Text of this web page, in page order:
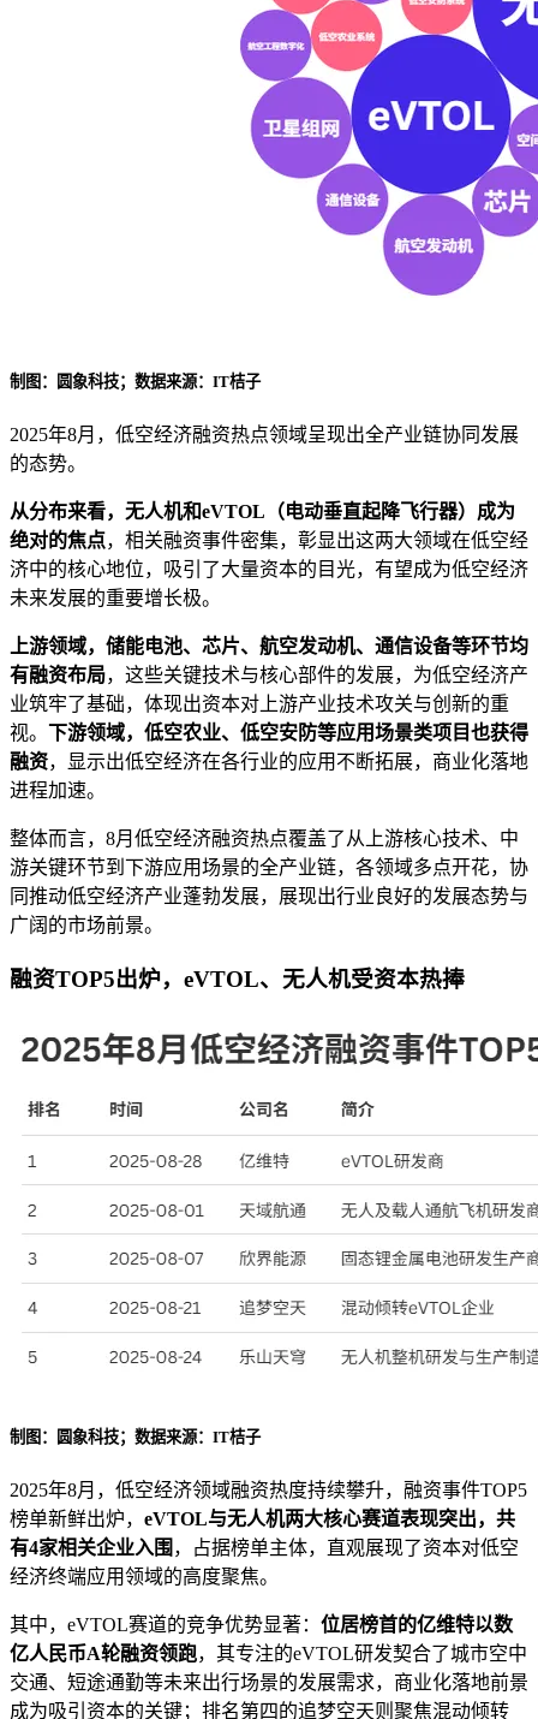
制图：圆象科技；数据来源：IT桔子
2025年8月，低空经济融资热点领域呈现出全产业链协同发展
的态势。
从分布来看，无人机和eVTOL（电动垂直起降飞行器）成为
绝对的焦点，相关融资事件密集，彰显出这两大领域在低空经
济中的核心地位，吸引了大量资本的目光，有望成为低空经济
未来发展的重要增长极。
上游领域，储能电池、芯片、航空发动机、通信设备等环节均
有融资布局，这些关键技术与核心部件的发展，为低空经济产
业筑牢了基础，体现出资本对上游产业技术攻关与创新的重
视。 下游领域，低空农业、低空安防等应用场景类项目也获得
融资，显示出低空经济在各行业的应用不断拓展，商业化落地
进程加速。
整体而言，8月低空经济融资热点覆盖了从上游核心技术、中
游关键环节到下游应用场景的全产业链，各领域多点开花，协
同推动低空经济产业蓬勃发展，展现出行业良好的发展态势与
广阔的市场前景。
融资TOP5出炉，eVTOL、无人机受资本热捧
制图：圆象科技；数据来源：IT桔子
2025年8月，低空经济领域融资热度持续攀升，融资事件TOP5
榜单新鲜出炉， eVTOL与无人机两大核心赛道表现突出，共
有4家相关企业入围 ，占据榜单主体，直观展现了资本对低空
经济终端应用领域的高度聚焦。
其中，eVTOL赛道的竞争优势显著： 位居榜首的亿维特以数
亿人民币A轮融资领跑，其专注的eVTOL研发契合了城市空中
交通、短途通勤等未来出行场景的发展需求，商业化落地前景
成为吸引资本的关键；排名第四的追梦空天则聚焦混动倾转